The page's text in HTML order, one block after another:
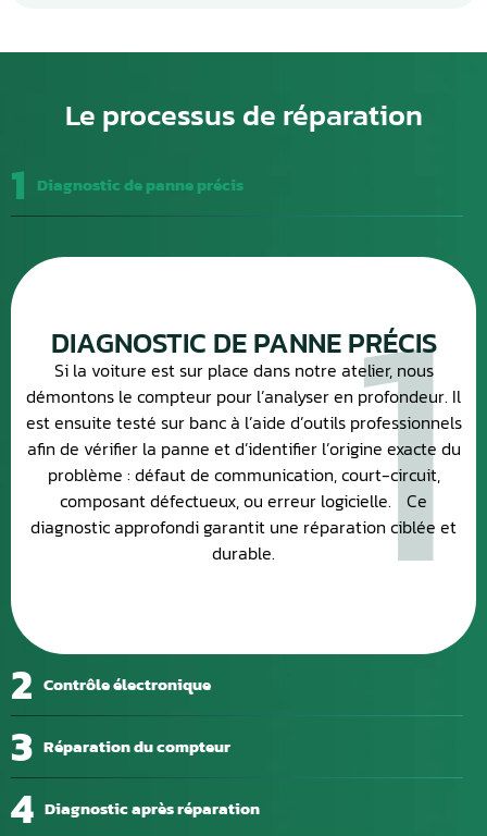
Le processus de réparation
1 Diagnostic de panne précis
2 Contrôle électronique
3 Réparation du compteur
4 Diagnostic après réparation
1
DIAGNOSTIC DE PANNE PRÉCIS
Si la voiture est sur place dans notre atelier, nous
démontons le compteur pour l’analyser en profondeur. Il
est ensuite testé sur banc à l’aide d’outils professionnels
afin de vérifier la panne et d’identifier l’origine exacte du
problème : défaut de communication, court-circuit,
composant défectueux, ou erreur logicielle. Ce
diagnostic approfondi garantit une réparation ciblée et
durable.